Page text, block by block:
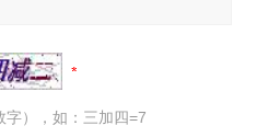
字），如：三加四=7